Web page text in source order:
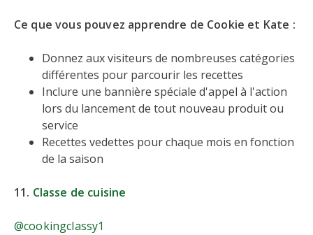
Ce que vous pouvez apprendre de Cookie et Kate :
Donnez aux visiteurs de nombreuses catégories
différentes pour parcourir les recettes
Inclure une bannière spéciale d'appel à l'action
lors du lancement de tout nouveau produit ou
service
Recettes vedettes pour chaque mois en fonction
de la saison
11. Classe de cuisine
@cookingclassy1